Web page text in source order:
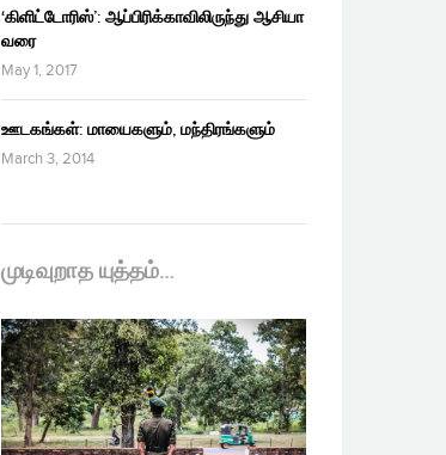
‘கிளிட்டோரிஸ்’: ஆப்பிரிக்காவிலிருந்து ஆசியா
வரை
May 1, 2017
ஊடகங்கள்: மாயைகளும், மந்திரங்களும்
March 3, 2014
முடிவுறாத யுத்தம்…